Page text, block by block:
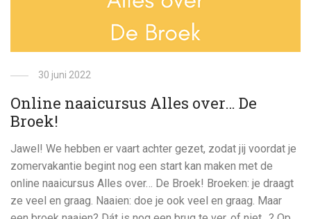
30 juni 2022
Online naaicursus Alles over… De
Broek!
Jawel! We hebben er vaart achter gezet, zodat jij voordat je
zomervakantie begint nog een start kan maken met de
online naaicursus Alles over… De Broek! Broeken: je draagt
ze veel en graag. Naaien: doe je ook veel en graag. Maar